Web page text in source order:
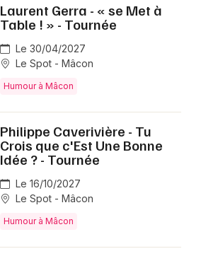
Laurent Gerra - « se Met à
Table ! » - Tournée
Le 30/04/2027
Le Spot - Mâcon
Humour à Mâcon
Philippe Caverivière - Tu
Crois que c'Est Une Bonne
Idée ? - Tournée
Le 16/10/2027
Le Spot - Mâcon
Humour à Mâcon